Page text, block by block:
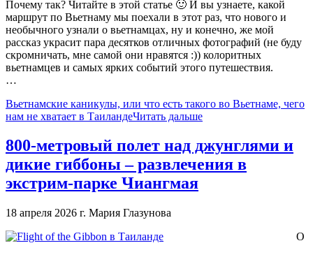
Почему так? Читайте в этой статье 🙂 И вы узнаете, какой
маршрут по Вьетнаму мы поехали в этот раз, что нового и
необычного узнали о вьетнамцах, ну и конечно, же мой
рассказ украсит пара десятков отличных фотографий (не буду
скромничать, мне самой они нравятся :)) колоритных
вьетнамцев и самых ярких событий этого путешествия.
…
Вьетнамские каникулы, или что есть такого во Вьетнаме, чего
нам не хватает в ТаиландеЧитать дальше
800-метровый полет над джунглями и
дикие гиббоны – развлечения в
экстрим-парке Чиангмая
18 апреля 2026 г. Мария Глазунова
О